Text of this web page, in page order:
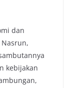
dan
kebijakan